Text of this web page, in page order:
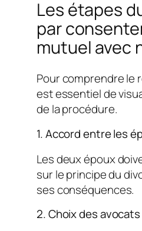
Les étapes
par
mutuel avec
Pour comprendre le
est essentiel de
de la procédure.
1. Accord entre les
Les deux époux
sur le principe du
ses conséquences.
2. Choix des avocats